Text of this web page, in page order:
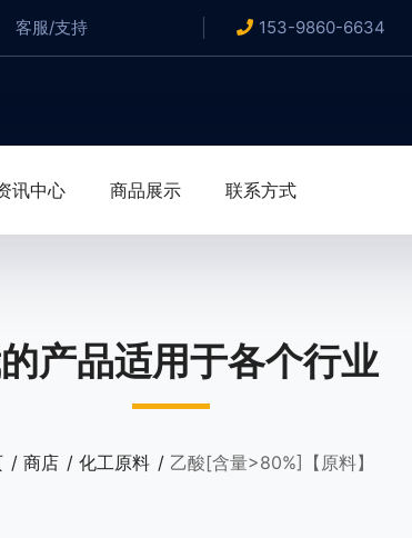
客服/支持 153-9860-6634
讯中心 商品展示 联系方式
产品适用于各个行业
商店 化工原料 乙酸[含量>80%]【原料】